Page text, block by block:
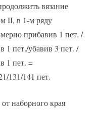
вязание
II, в 1-м ряду
прибавив 1 пет. /
1 пет./убавив 3 пет. /
1 пет. =
131/141 пет.
наборного края